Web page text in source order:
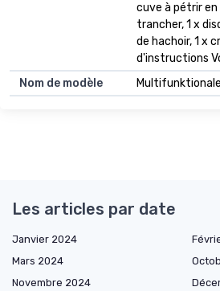
cuve à pétrir en
trancher, 1 x
de hachoir, 1 x
d'instructions
Nom de modèle
Les articles par date
Janvier 2024
Mars 2024
Novembre 2024